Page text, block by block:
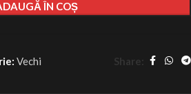
ÎN COȘ
Vechi Share: